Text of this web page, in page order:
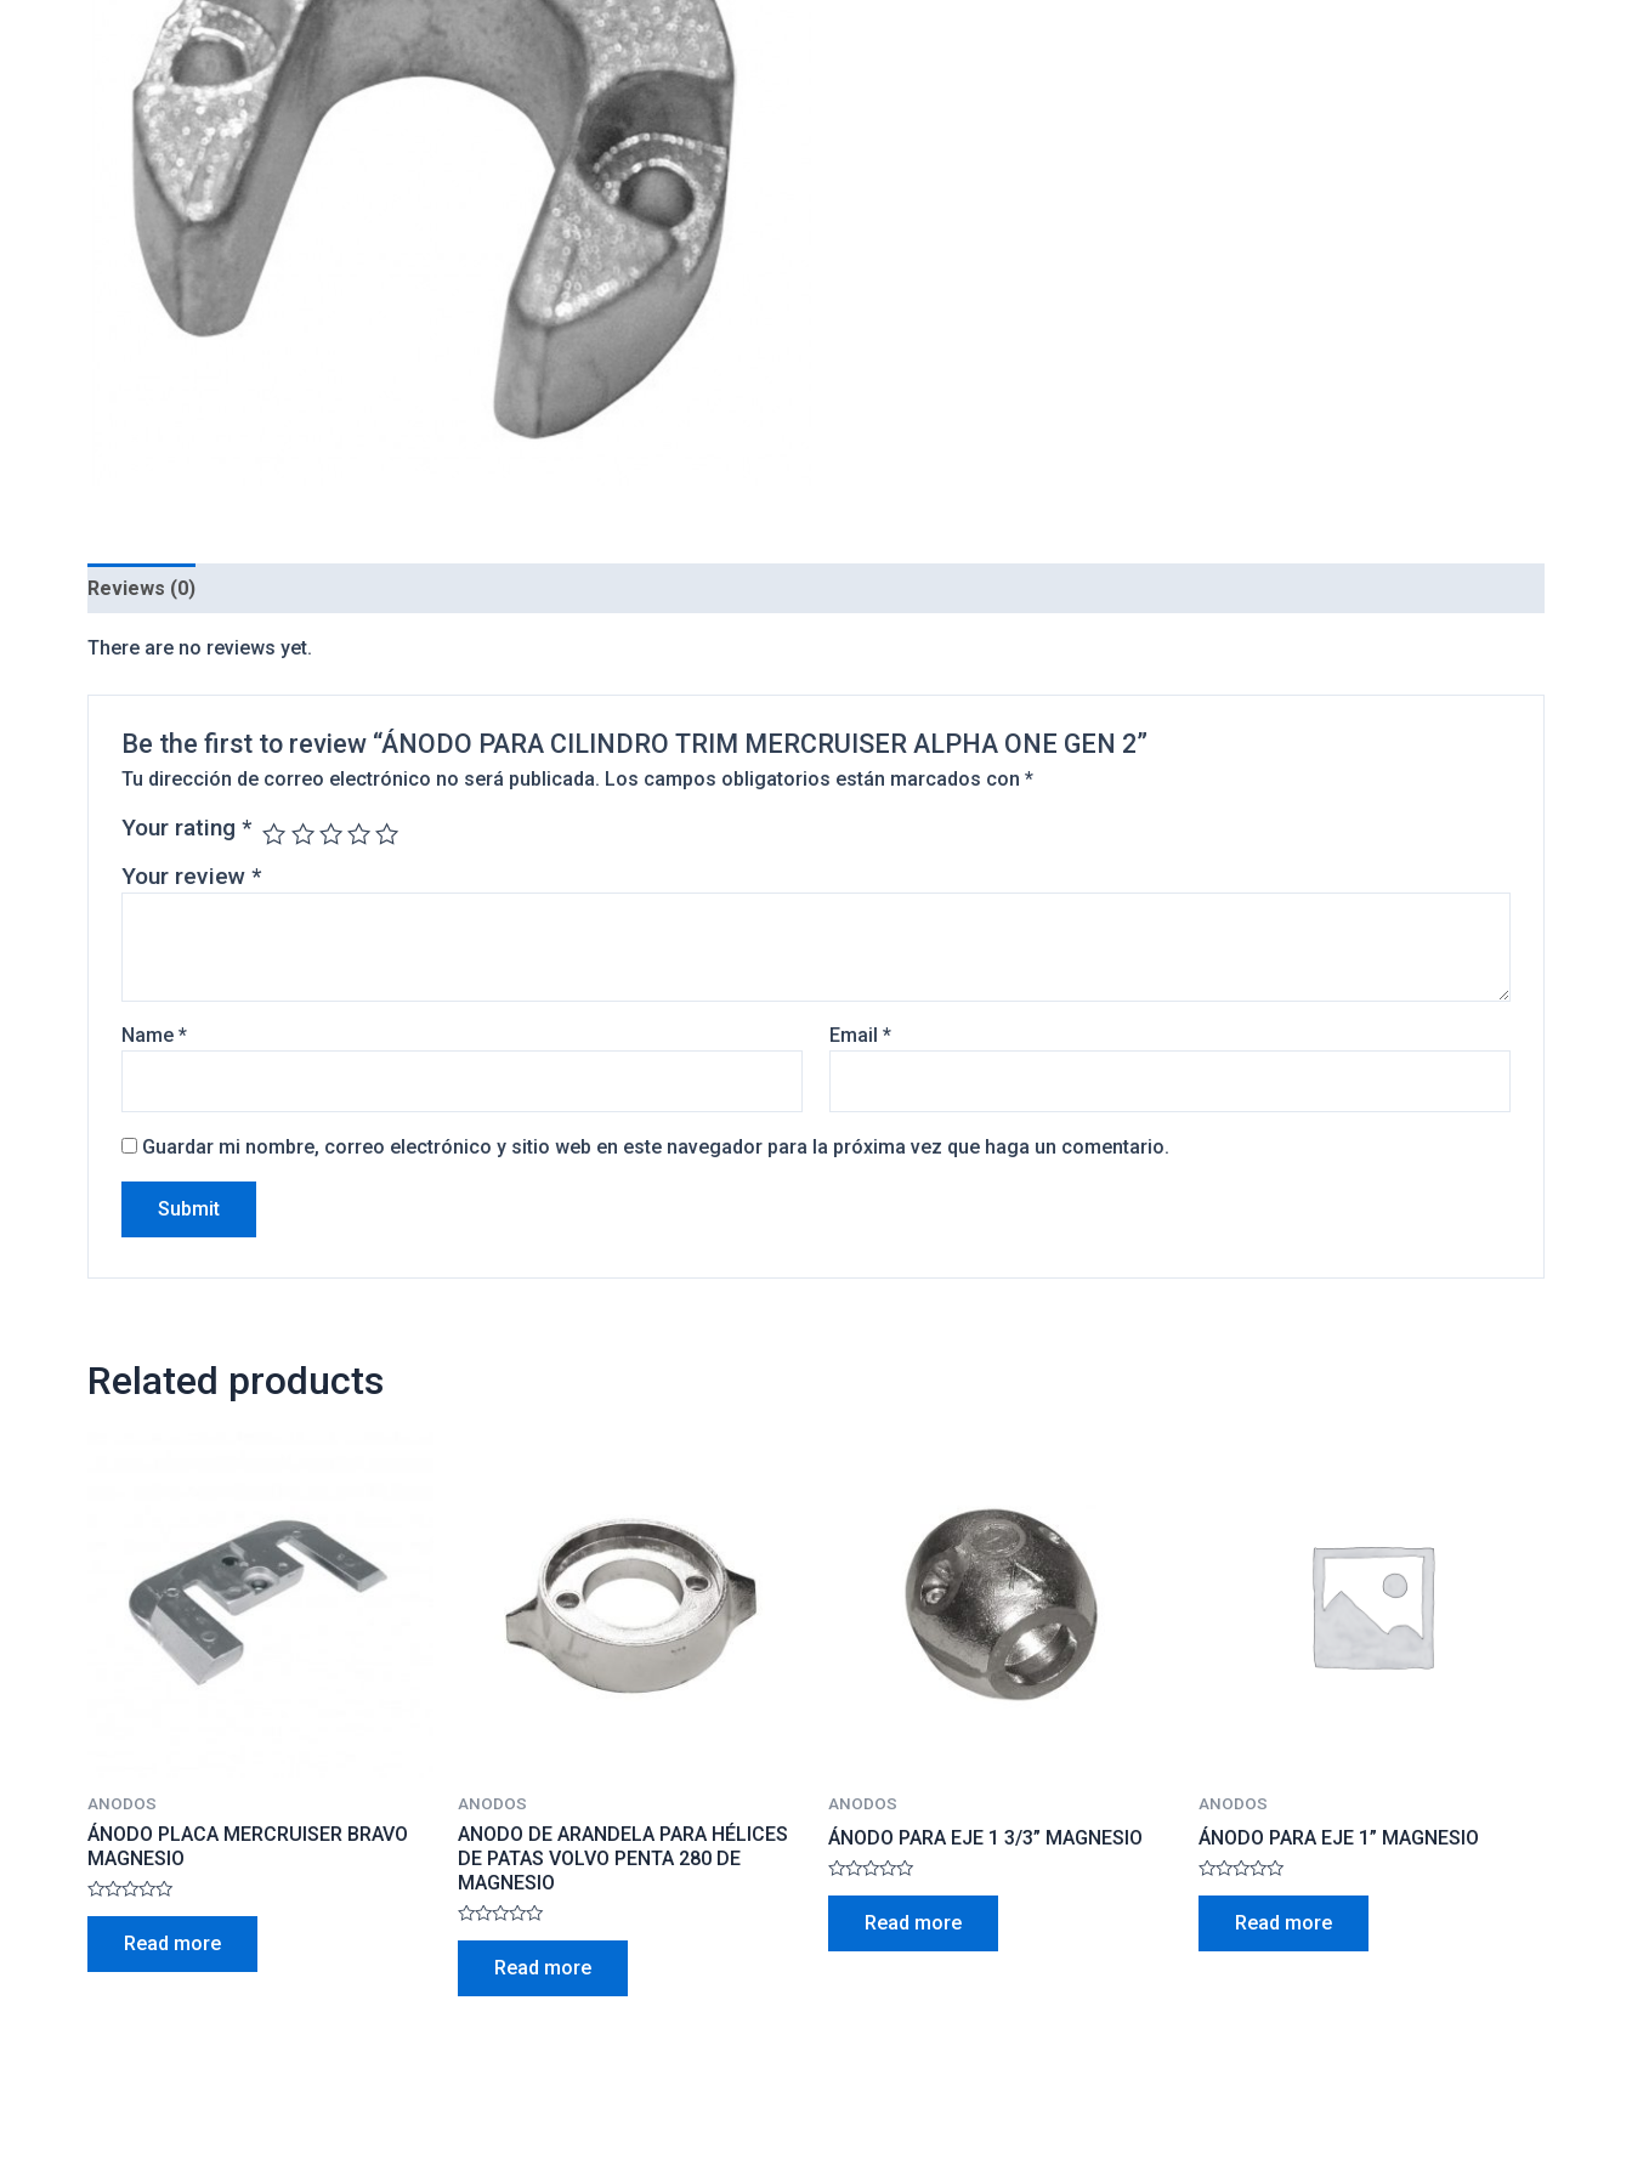
Reviews (0)
There are no reviews yet.
Be the first to review “ÁNODO PARA CILINDRO TRIM MERCRUISER ALPHA ONE GEN 2”
Tu dirección de correo electrónico no será publicada. Los campos obligatorios están marcados con *
Your rating *
Your review *
Name * Email*
Guardar mi nombre, correo electrónico y sitio web en este navegador para la próxima vez que haga un comentario.
Related products
ANODOS
ÁNODO PLACA MERCRUISER BRAVO
MAGNESIO
Rated
5
Read more
ANODOS
ANODO DE ARANDELA PARA HÉLICES
DE PATAS VOLVO PENTA 280 DE
MAGNESIO
Rated
5
Read more
ANODOS
ÁNODO PARA EJE 1 3/3” MAGNESIO
Rated
5
Read more
ANODOS
ÁNODO PARA EJE 1” MAGNESIO
Rated
5
Read more